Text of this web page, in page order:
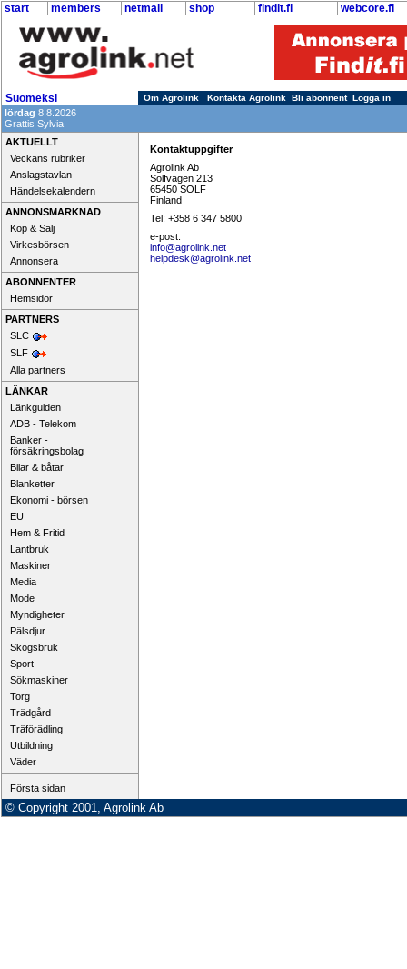
start members netmail shop findit.fi webcore.fi
Suomeksi Om Agrolink Kontakta Agrolink Bli abonnent Logga in
lördag 8.8.2026
Grattis Sylvia
AKTUELLT
Veckans rubriker
Anslagstavlan
Händelsekalendern
ANNONSMARKNAD
Köp & Sälj
Virkesbörsen
Annonsera
ABONNENTER
Hemsidor
PARTNERS
SLC
SLF
Alla partners
LÄNKAR
Länkguiden
ADB - Telekom
Banker -
försäkringsbolag
Bilar & båtar
Blanketter
Ekonomi - börsen
EU
Hem & Fritid
Lantbruk
Maskiner
Media
Mode
Myndigheter
Pälsdjur
Skogsbruk
Sport
Sökmaskiner
Torg
Trädgård
Träförädling
Utbildning
Väder
Första sidan
Kontaktuppgifter
Agrolink Ab
Solfvägen 213
65450 SOLF
Finland
Tel: +358 6 347 5800
e-post:
info@agrolink.net
helpdesk@agrolink.net
© Copyright 2001, Agrolink Ab